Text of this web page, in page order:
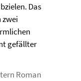
Das
gefällter
Roman